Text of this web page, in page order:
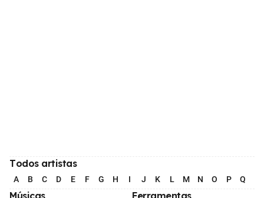
Todos artistas
A B C D E F G H I J K L M N O P Q
Músicas Ferramentas